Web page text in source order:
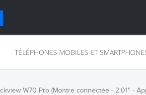
TÉLÉPHONES MOBILES ET
W70 Pro (Montre connectée - 2.01'' -